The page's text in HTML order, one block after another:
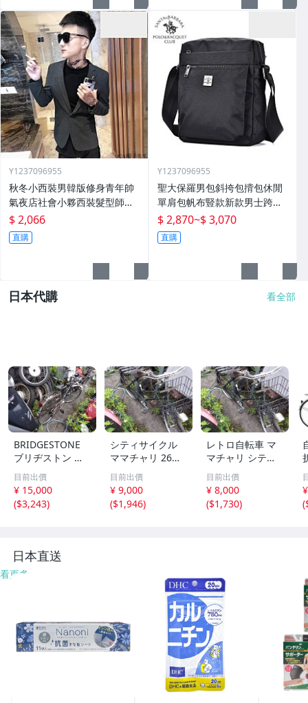
Y1237096955
秋冬小西裝男韓版修身青年帥
氣夜店社會小夥西裝髮型師外
套潮
$ 2,066
直購
Y1237096955
聖大保羅男包斜挎包揹包休閒
單肩包帆布豎款新款男士跨包
牛津布包
$ 2,870~$ 3,070
直購
日本代購 看全部
BRIDGESTONE
ブリヂストン 自
転車 レトロ 部品
取り レストアベ
ース
目前出價
¥ 15,000
($3,243)
シティサイクル
ママチャリ 26イ
ンチ ブラック 前
カゴ付き 現状渡
し
目前出價
¥ 9,000
($1,946)
レトロ自転車 マ
マチャリ シティ
サイクル 26イン
チ相当 ジャンク
部品取り
目前出價
¥ 8,000
($1,730)
(
日本直送
看更多